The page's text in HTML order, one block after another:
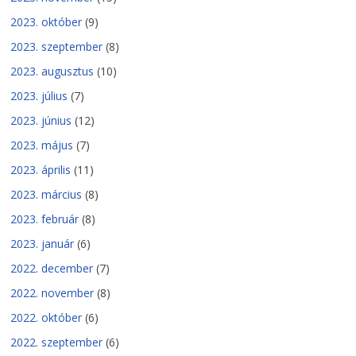
2023. október (9)
2023. szeptember (8)
2023. augusztus (10)
2023. július (7)
2023. június (12)
2023. május (7)
2023. április (11)
2023. március (8)
2023. február (8)
2023. január (6)
2022. december (7)
2022. november (8)
2022. október (6)
2022. szeptember (6)